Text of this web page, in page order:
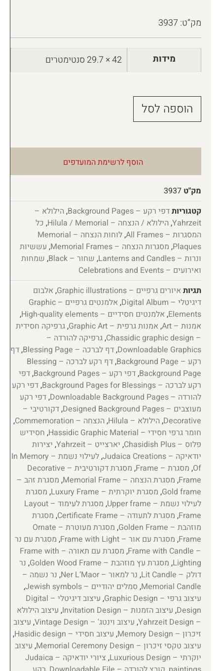
מק”ט: 3937
מידות 42 × 29.7 סנטימטרים
הוספה לסל
הוסף לרשימת המועדפים
מק"ט 3937
קטגוריותדפי רקע – Background Pages ,הילולא –
Yahrzeit
,הילולא / הנצחה – Hilula / Memorial , כל
המסגרות – All Frames
,
לוחות הנצחה – Memorial
Plaques
, מסגרות הנצחה – Memorial Frames , עששיות
ונרות – Lanterns and Candles
, שחור – Black , שמחות
ואירועים – Celebrations and Events
תגיות איורים גרפיים – Graphic illustrations , אלבום
דיגיטלי – Digital Album
,
אלמנטים גרפיים – Graphic
Elements
, אלמנטים חסידיים – High-quality elements
,
אמנות – Art
, אמנות גרפית – Graphic Art ,גרפיקה חסידית
– Chassidic graphic design
,גרפיקה להורדה –
Downloadable Graphics
,דף לברכה – Blessing Page ,דף
רקע – Background Page
,
דף רקע לברכה – Blessing
Background Page
,דפי רקע – Background Pages ,דפי
רקע לברכה – Background Pages for Blessings
,דפי רקע
להורדה – Downloadable Background Pages
,דפי רקע
מעוצבים – Designed Background Pages
,דקורטיבי –
Decorative
,הילולא – Hilula ,הנצחה – Commemoration
,
חומר גרפי חסידי – Hassidic Graphic Material
, חסידיש
פלוס – Chasidish Plus
, יארצייט – Yahrzeit , יצירות
יודאיקה – Judaica Creations
,
לעילוי נשמת – In Memory
Of
, מסגרת – Frame ,
מסגרת דקורטיבית – Decorative
Frame
, מסגרת הנצחה – Memorial Frame , מסגרת זהב –
Gold frame
, מסגרת יוקרתית – Luxury Frame , מסגרת
לעילוי נשמת – Upper frame
,
מסגרת לעימוד – Layout
Frame
, מסגרת לתעודה – Certificate Frame , מסגרת
מוזהבת – Golden Frame
,
מסגרת מעוטרת – Ornate
Frame
, מסגרת עם אור – Frame with Light , מסגרת עם נר
– Frame with Candle
,
מסגרת עם תאורה – Frame with
Lighting
, מסגרת עץ מוזהבת – Golden Wood Frame , נר
דולק – Lit Candle
, נר למאור – Ner L’Maor , נר נשמה –
Memorial Candle
, סמלים יהודיים – Jewish symbols
,
עיצוב גרפי – Graphic Design
,
עיצוב דיגיטלי – Digital
Design
, עיצוב הזמנות – Invitation Design , עיצוב הילולא
– Yahrzeit Design
, עיצוב וינטג' – Vintage Design , עיצוב
זיכרון – Memory Design
, עיצוב חסידי – Hasidic design
,
עיצוב טקסי זיכרון – Memorial Ceremony Design
, עיצוב
יוקרתי – Luxurious Design
,
ציורי יודאיקה – Judaica